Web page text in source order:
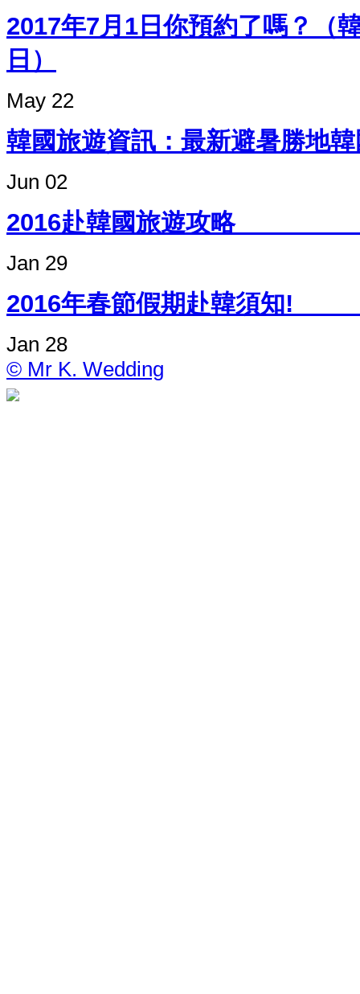
2017年7月1日你預約了嗎？（
日）
May 22
韓國旅遊資訊：最新避暑勝
Jun 02
2016赴韓國旅
Jan 29
2016年春節假期
Jan 28
© Mr K. Wedding